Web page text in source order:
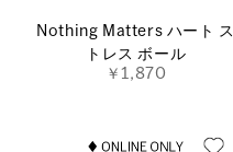
Nothing Matters ハート ス
トレス ボール
￥1,870